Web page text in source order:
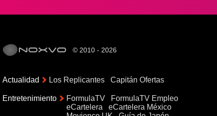
© 2010 - 2026
Actualidad Los Replicantes Capitán Ofertas
Entretenimiento FormulaTV
FormulaTV Empleo
eCartelera
eCartelera México